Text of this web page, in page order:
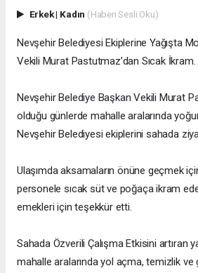
Erkek| Kadın (Haberi Sesli Oku)
Nevşehir Belediyesi Ekiplerine Yağışta
Vekili Murat Pastutmaz’dan Sıcak İkram.
Nevşehir Belediye Başkan Vekili Murat
olduğu günlerde mahalle aralarında
Nevşehir Belediyesi ekiplerini sahada
Ulaşımda aksamaların önüne geçmek
personele sıcak süt ve poğaça ikram
emekleri için teşekkür etti.
Sahada Özverili Çalışma Etkisini artıran
mahalle aralarında yol açma, temizlik ve